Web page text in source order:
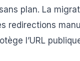
plan. La
redirections
l’URL